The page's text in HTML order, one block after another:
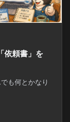
依頼書」を
も何とかなり